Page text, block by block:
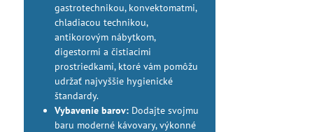
gastrotechnikou, konvektomatmi,
chladiacou technikou,
antikorovým nábytkom,
digestormi a čistiacimi
prostriedkami, ktoré vám pomôžu
udržať najvyššie hygienické
štandardy.
Vybavenie barov:Dodajte svojmu
baru moderné kávovary, výkonné